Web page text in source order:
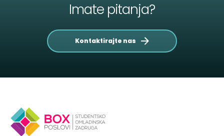
Imate pitanja?
Kontaktirajte nas